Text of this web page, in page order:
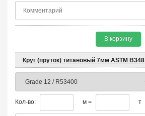
В корзину
Круг (пруток) титановый 7мм ASTM B348
Кол-во: м = т